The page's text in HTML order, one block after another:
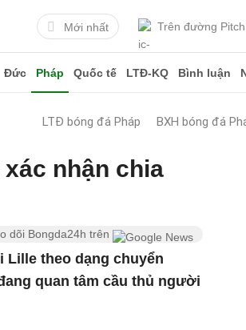
Mới nhất Trên đường Pitch
Đức Pháp Quốc tế LTĐ-KQ Bình luận
LTĐ bóng đá Pháp BXH bóng đá
nhận chia
dõi Bongda24h trên
Lille theo dạng chuyển
quan tâm cầu thủ người